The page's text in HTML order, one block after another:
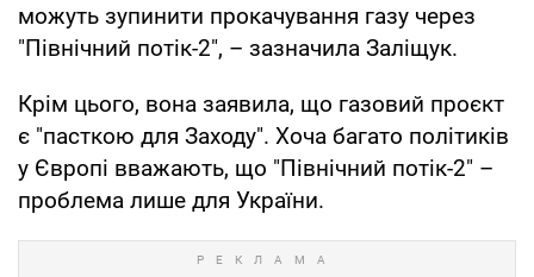
можуть зупинити прокачування газу через
"Північний потік-2", – зазначила Заліщук.
Крім цього, вона заявила, що газовий проєкт
є "пасткою для Заходу". Хоча багато політиків
у Європі вважають, що "Північний потік-2" –
проблема лише для України.